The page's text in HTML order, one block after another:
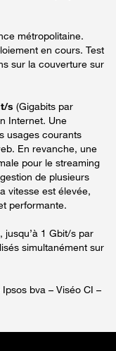
métropolitaine.
en cours. Test
sur la couverture sur
s (Gigabits par
Internet. Une
usages courants
En revanche, une
pour le streaming
de plusieurs
vitesse est élevée,
performante.
jusqu’à 1 Gbit/s par
simultanément sur
Ipsos bva – Viséo CI –